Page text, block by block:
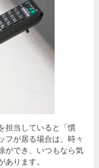
担当していると「慣
フが居る場合は、時々
ができ、いつもなら気
ります。